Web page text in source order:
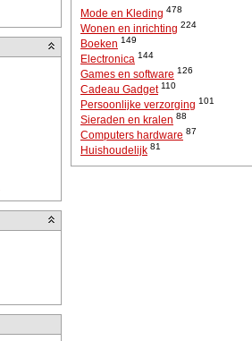
Mode en Kleding 478
Wonen en inrichting 224
Boeken 149
Electronica 144
Games en software 126
Cadeau Gadget 110
Persoonlijke verzorging 101
Sieraden en kralen 88
Computers hardware 87
Huishoudelijk 81